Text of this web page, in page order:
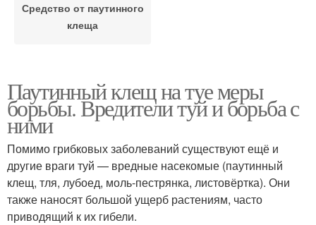
Средство от паутинного
клеща
Паутинный клещ на туе меры
борьбы. Вредители туй и борьба с
ними
Помимо грибковых заболеваний существуют ещё и
другие враги туй — вредные насекомые (паутинный
клещ, тля, лубоед, моль-пестрянка, листовёртка). Они
также наносят большой ущерб растениям, часто
приводящий к их гибели.